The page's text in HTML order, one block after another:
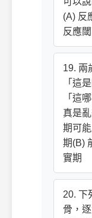
(A) 反
反應
19. 兩
「這
「這
真是
期可
期(B)
實期
20. 下
骨，